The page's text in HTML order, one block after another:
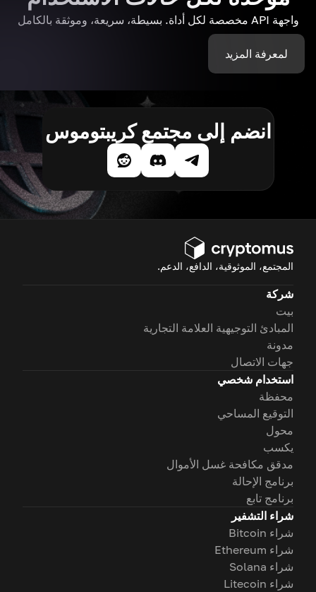
واجهة API مخصصة لكل أداة. بسيطة، سريعة، وموثقة بالكامل
لمعرفة المزيد
انضم إلى مجتمع كريبتوموس
المجتمع، الموثوقية، الدافع، الدعم.
شركة
بيت
المبادئ التوجيهية العلامة التجارية
مدونة
جهات الاتصال
استخدام شخصي
محفظة
التوقيع المساحي
محول
يكسب
مدقق مكافحة غسل الأموال
برنامج الإحالة
برنامج تابع
شراء التشفير
شراء Bitcoin
شراء Ethereum
شراء Solana
شراء Litecoin